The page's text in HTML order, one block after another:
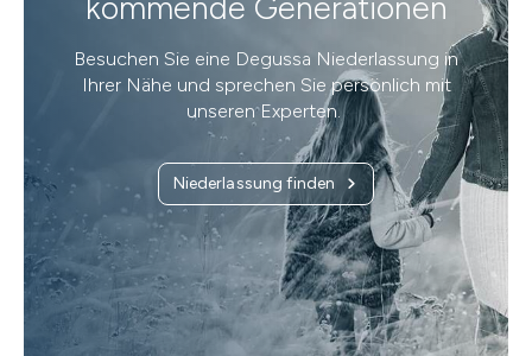
Besuchen Sie eine Degussa Niederlassung in
Ihrer Nähe und sprechen Sie persönlich mit
unseren Experten.
Niederlassung finden